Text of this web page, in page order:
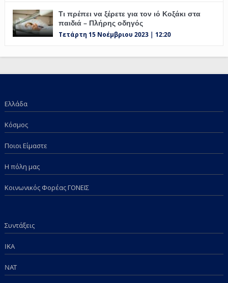
Τι πρέπει να ξέρετε για τον ιό Κοξάκι στα
παιδιά – Πλήρης οδηγός
Τετάρτη 15 Νοέμβριου 2023 | 12:20
Ελλάδα
Κόσμος
Ποιοι Είμαστε
Η πόλη μας
Κοινωνικός Φορέας ΓΟΝΕΙΣ
Συντάξεις
IKA
NAT